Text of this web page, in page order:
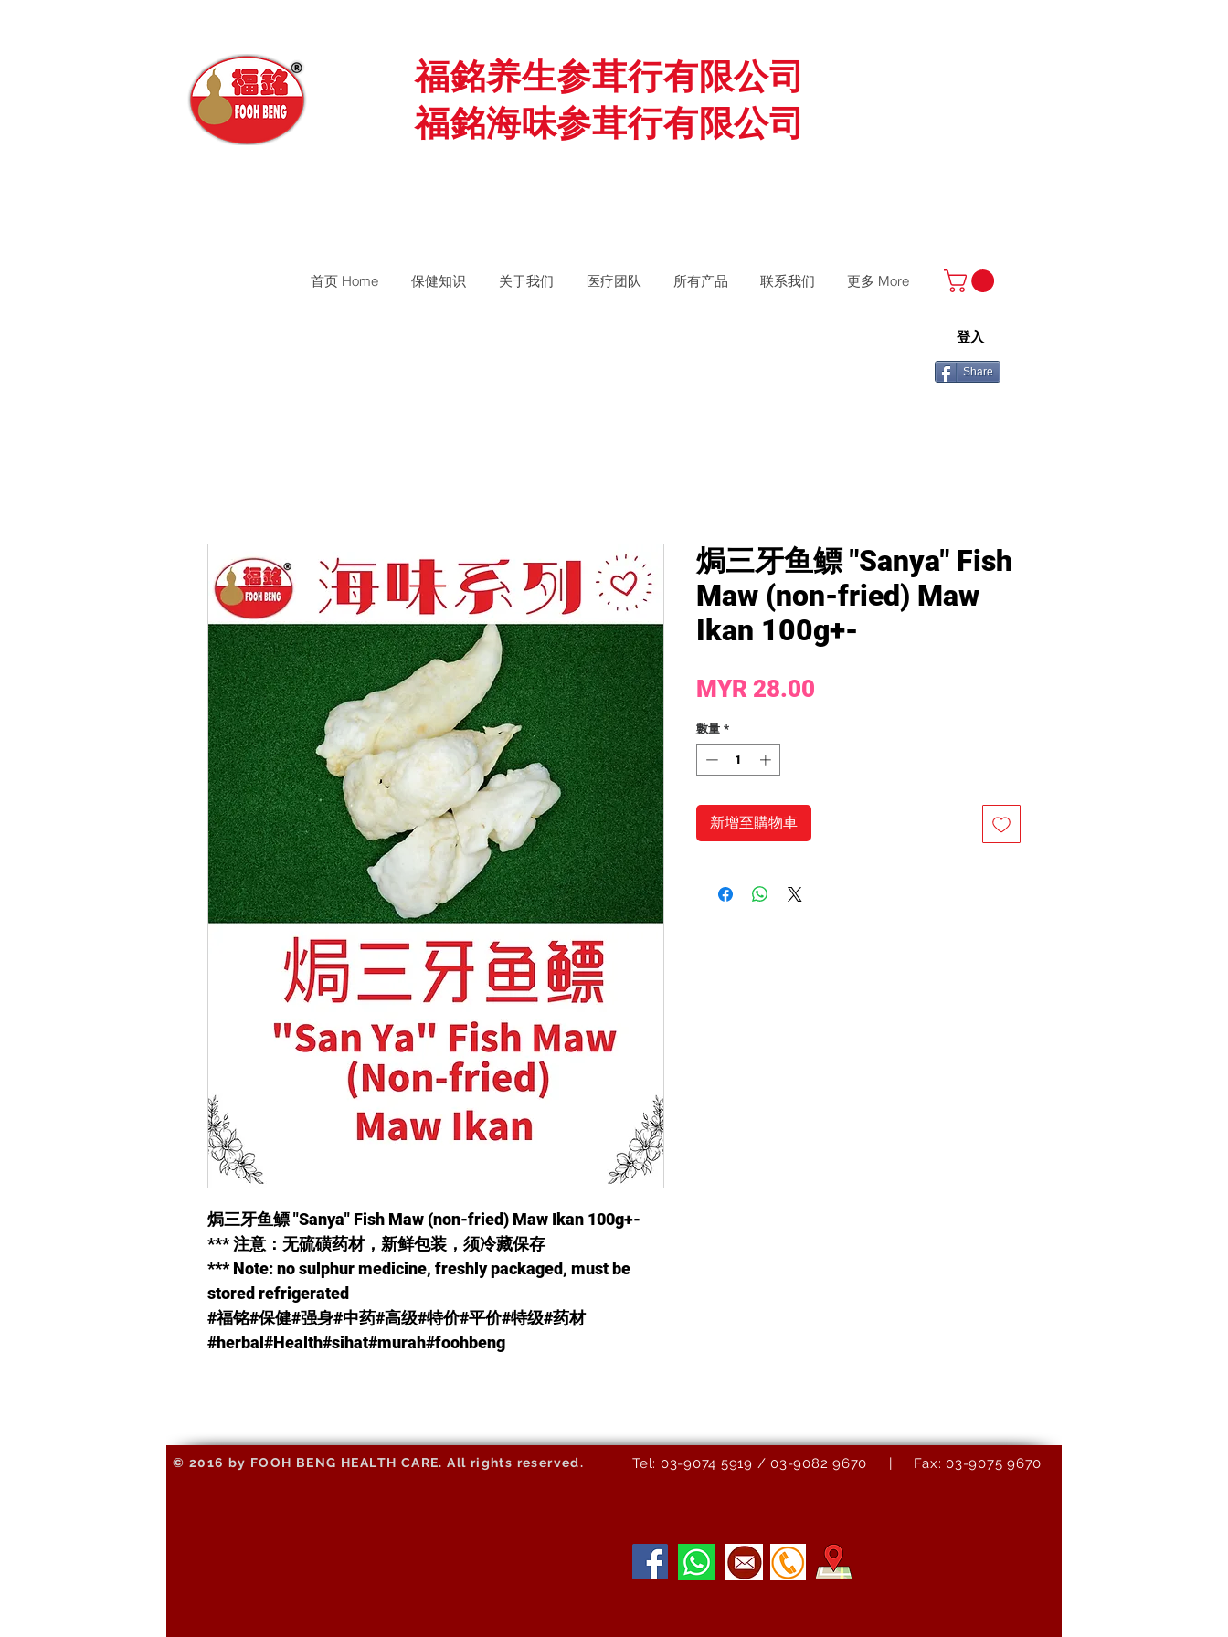
福銘养生参茸行有限公司
福銘海味参茸行有限公司
首页 Home 保健知识 关于我们 医疗团队 所有产品 联系我们 更多 More
登入
Share
焗三牙鱼鳔 "Sanya" Fish Maw (non-fried) Maw Ikan 100g+-
*** 注意：无硫磺药材，新鲜包装，须冷藏保存
*** Note: no sulphur medicine, freshly packaged, must be
stored refrigerated
#福铭#保健#强身#中药#高级#特价#平价#特级#药材
#herbal#Health#sihat#murah#foohbeng
焗三牙鱼鳔 "Sanya" Fish
Maw (non-fried) Maw
Ikan 100g+-
MYR 28.00
數量 *
新增至購物車
© 2016 by FOOH BENG HEALTH CARE. All rights reserved. Tel: 03-9074 5919 / 03-9082 9670 | Fax: 03-9075 9670